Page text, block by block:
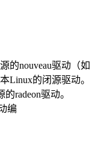
的nouveau驱动（如
Linux的闭源驱动。
radeon驱动。
编